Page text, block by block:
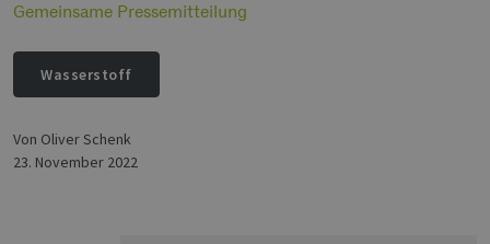
Gemeinsame Pressemitteilung
Wasserstoff
von Oliver Schenk
23. November 2022